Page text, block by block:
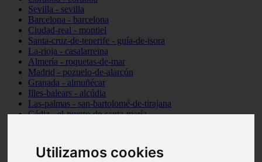
Utilizamos cookies
Sevilla - sevilla
Barcelona - barcelona
Ciudad-real - montiel
Santa-cruz-de-tenerife - guía-de-isora
La-rioja - casalarreina
Almería - roquetas-de-mar
Madrid - pozuelo-de-alarcón
Granada - almuñécar
Illes-balears - alcúdia
Las-palmas - san-bartolomé-de-tirajana
Cádiz - el-puerto-de-santa-maría
Santa-cruz-de-tenerife - los-llanos-de-aridane
Cantabria - suances